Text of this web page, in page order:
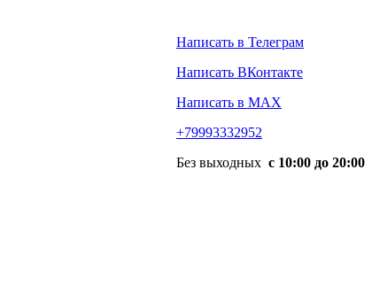
Написать в Телеграм
Написать ВКонтакте
Написать в MAX
+79993332952
Без выходных с 10:00 до 20:00